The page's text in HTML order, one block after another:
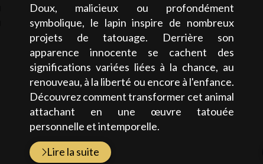
Doux, malicieux ou profondément
symbolique, le lapin inspire de nombreux
projets de tatouage. Derrière son
apparence innocente se cachent des
significations variées liées à la chance, au
renouveau, à la liberté ou encore à l'enfance.
Découvrez comment transformer cet animal
attachant en une œuvre tatouée
personnelle et intemporelle.
Lire la suite